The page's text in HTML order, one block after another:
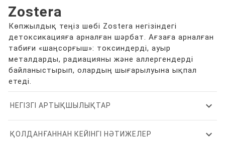
Zostera
Көпжылдық теңіз шөбі Zostera негізіндегі
детоксикацияға арналған шәрбат. Ағзаға арналған
табиғи «шаңсорғыш»: токсиндерді, ауыр
металдарды, радиацияны және аллергендерді
байланыстырып, олардың шығарылуына ықпал
етеді.
НЕГІЗГІ АРТЫҚШЫЛЫҚТАР expand_more
ҚОЛДАНҒАННАН КЕЙІНГІ НӘТИЖЕЛЕР expand_more